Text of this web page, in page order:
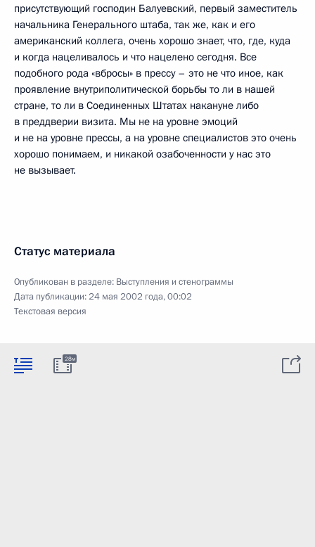
присутствующий господин Балуевский, первый заместитель
начальника Генерального штаба, так же, как и его
американский коллега, очень хорошо знает, что, где, куда
и когда нацеливалось и что нацелено сегодня. Все
подобного рода «вбросы» в прессу – это не что иное, как
проявление внутриполитической борьбы то ли в нашей
стране, то ли в Соединенных Штатах накануне либо
в преддверии визита. Мы не на уровне эмоций
и не на уровне прессы, а на уровне специалистов это очень
хорошо понимаем, и никакой озабоченности у нас это
не вызывает.
Статус материала
Опубликован в разделе: Выступления и стенограммы
Дата публикации:24 мая 2002 года, 00:02
Текстовая версия
28м